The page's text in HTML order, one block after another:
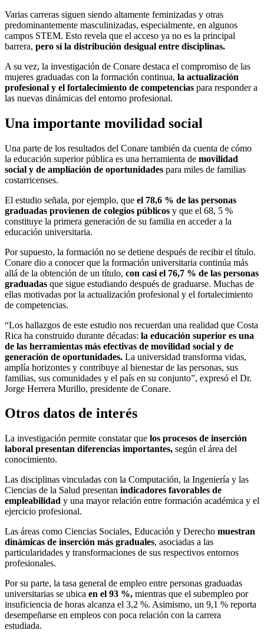
Varias carreras siguen siendo altamente feminizadas y otras
predominantemente masculinizadas, especialmente, en algunos
campos STEM. Esto revela que el acceso ya no es la principal
barrera, pero sí la distribución desigual entre disciplinas.
A su vez, la investigación de Conare destaca el compromiso de las
mujeres graduadas con la formación continua, la actualización
profesional y el fortalecimiento de competencias para responder a
las nuevas dinámicas del entorno profesional.
Una importante movilidad social
Una parte de los resultados del Conare también da cuenta de cómo
la educación superior pública es una herramienta de movilidad
social y de ampliación de oportunidades para miles de familias
costarricenses.
El estudio señala, por ejemplo, que el 78,6 % de las personas
graduadas provienen de colegios públicos y que el 68, 5 %
constituye la primera generación de su familia en acceder a la
educación universitaria.
Por supuesto, la formación no se detiene después de recibir el título.
Conare dio a conocer que la formación universitaria continúa más
allá de la obtención de un título, con casi el 76,7 % de las personas
graduadas que sigue estudiando después de graduarse. Muchas de
ellas motivadas por la actualización profesional y el fortalecimiento
de competencias.
“Los hallazgos de este estudio nos recuerdan una realidad que Costa
Rica ha construido durante décadas: la educación superior es una
de las herramientas más efectivas de movilidad social y de
generación de oportunidades. La universidad transforma vidas,
amplía horizontes y contribuye al bienestar de las personas, sus
familias, sus comunidades y el país en su conjunto”, expresó el Dr.
Jorge Herrera Murillo, presidente de Conare.
Otros datos de interés
La investigación permite constatar que los procesos de inserción
laboral presentan diferencias importantes, según el área del
conocimiento.
Las disciplinas vinculadas con la Computación, la Ingeniería y las
Ciencias de la Salud presentan indicadores favorables de
empleabilidad y una mayor relación entre formación académica y el
ejercicio profesional.
Las áreas como Ciencias Sociales, Educación y Derecho muestran
dinámicas de inserción más graduales, asociadas a las
particularidades y transformaciones de sus respectivos entornos
profesionales.
Por su parte, la tasa general de empleo entre personas graduadas
universitarias se ubica en el 93 %, mientras que el subempleo por
insuficiencia de horas alcanza el 3,2 %. Asimismo, un 9,1 % reporta
desempeñarse en empleos con poca relación con la carrera
estudiada.